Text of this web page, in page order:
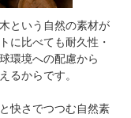
という自然の素材が
に比べても耐久性・
環境への配慮から
るからです。
快さでつつむ自然素